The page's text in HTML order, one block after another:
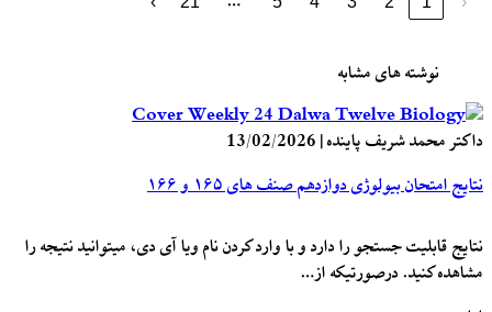
نوشته های مشابه
داکتر محمد شریف پاینده|
13/02/2026
نتایج امتحان بیولوژی دوازدهم صنف های ۱۶۵ و ۱۶۶
نتایج قابلیت جستجو را دارد و با وارد کردن نام ویا آی دی، میتوانید نتیجه را
مشاهده کنید. درصورتیکه از…